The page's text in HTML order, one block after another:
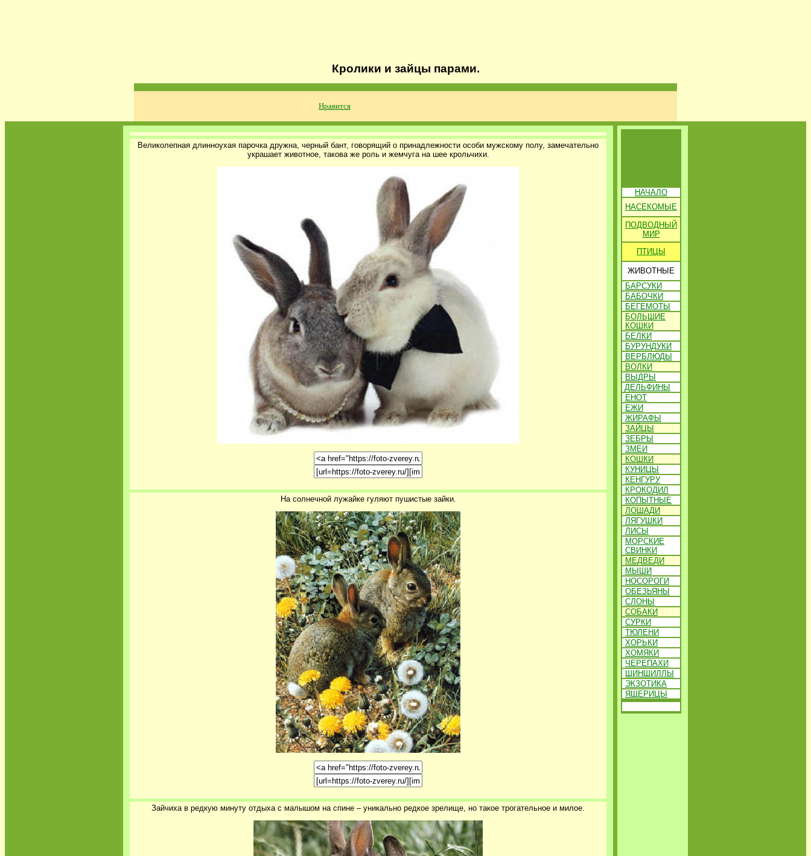
Кролики и зайцы парами.
Нравится
Великолепная длинноухая парочка дружна, черный бант, говорящий о принадлежности особи мужскому полу, замечательно
украшает животное, такова же роль и жемчуга на шее крольчихи.
На солнечной лужайке гуляют пушистые зайки.
Зайчиха в редкую минуту отдыха с малышом на спине – уникально редкое зрелище, но такое трогательное и милое.
НАЧАЛО
НАСЕКОМЫЕ
ПОДВОДНЫЙ
МИР
ПТИЦЫ
ЖИВОТНЫЕ
БАРСУКИ
БАБОЧКИ
БЕГЕМОТЫ
БОЛЬШИЕ
КОШКИ
БЕЛКИ
БУРУНДУКИ
ВЕРБЛЮДЫ
ВОЛКИ
ВЫДРЫ
ДЕЛЬФИНЫ
ЕНОТ
ЕЖИ
ЖИРАФЫ
ЗАЙЦЫ
ЗЕБРЫ
ЗМЕИ
КОШКИ
КУНИЦЫ
КЕНГУРУ
КРОКОДИЛ
КОПЫТНЫЕ
ЛОШАДИ
ЛЯГУШКИ
ЛИСЫ
МОРСКИЕ
СВИНКИ
МЕДВЕДИ
МЫШИ
НОСОРОГИ
ОБЕЗЬЯНЫ
СЛОНЫ
СОБАКИ
СУРКИ
ТЮЛЕНИ
ХОРЬКИ
ХОМЯКИ
ЧЕРЕПАХИ
ШИНШИЛЛЫ
ЭКЗОТИКА
ЯЩЕРИЦЫ